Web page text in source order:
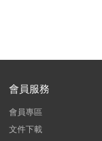
會員服務
會員專區
文件下載